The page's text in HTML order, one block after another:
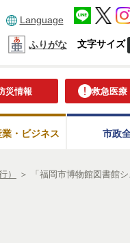
Language
ふりがな 文字サイズ
災情報 救急医療
・ビジネス 市政
） ＞
「福岡市博物館図書館